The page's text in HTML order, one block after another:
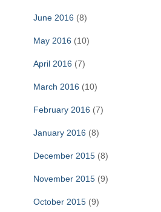
June 2016 (8)
May 2016 (10)
April 2016 (7)
March 2016 (10)
February 2016 (7)
January 2016 (8)
December 2015 (8)
November 2015 (9)
October 2015 (9)